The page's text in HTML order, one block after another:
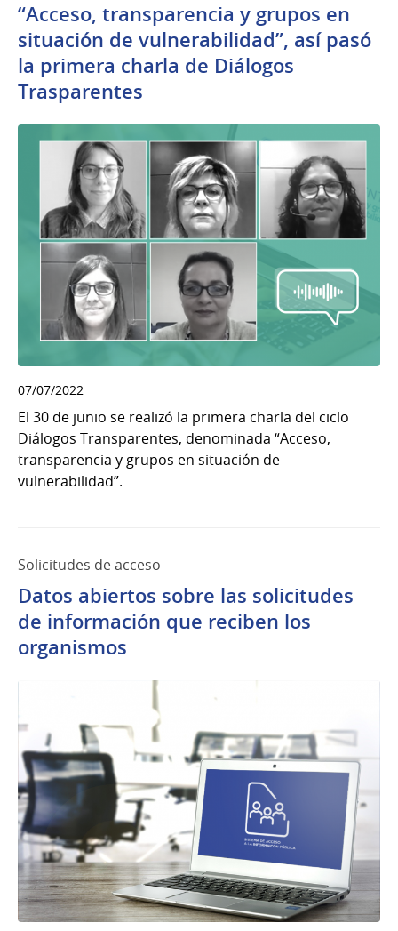
“Acceso, transparencia y grupos en
situación de vulnerabilidad”, así pasó
la primera charla de Diálogos
Trasparentes
07/07/2022
El 30 de junio se realizó la primera charla del ciclo
Diálogos Transparentes, denominada “Acceso,
transparencia y grupos en situación de
vulnerabilidad”.
Solicitudes de acceso
Datos abiertos sobre las solicitudes
de información que reciben los
organismos